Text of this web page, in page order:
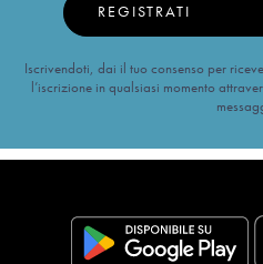
REGISTRATI
Iscrivendoti, dai il tuo consenso per
l’iscrizione in qualsiasi momento